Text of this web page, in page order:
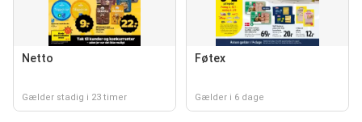
Netto
Gælder stadig i 23 timer
Føtex
Gælder i 6 dage